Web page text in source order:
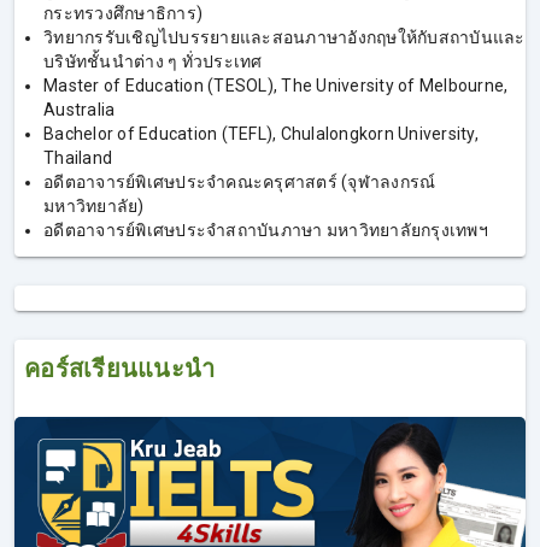
1. คอร์สเรียน IELTS Writing
เก็บครบงานเขียนทุกแบบ IELTS Writing Task 1 และ Task 2,
Pattern อัพคะแนน, โจทย์ Writing สำหรับลองทำจริง และ
ตรวจงานเขียนฟรี!
การเรียน IELTS Writing เป็นอีกหนึ่งคอร์สของเรา โดยครูเจี๊ยบ
IELTS Writing จะได้เพิ่มทักษะการเขียนภาษาอังกฤษ ที่ไม่ใช่
ผู้ที่เรียน IELTS Writing จะได้เรียนรู้คำศัพท์เพิ่มเติม จากศัพท์
สูงขึ้น และได้รู้ Pattern การเขียนที่จะได้คะแนนมากกว่าเดิม
เน้นการเขียนเชิงวิชาการที่ตรงตามมาตรฐานการให้คะแนน
ของกรรมการตรวจข้อสอบ จากการสอบ IELTS พบว่ายังมีอีก
หลายคนที่ประสบปัญหาสอบตกทักษะ Writing เพราะขาด
ทักษะบางอย่าง แม้ในกลุ่มคนที่มีพื้นฐานภาษาอังกฤษที่ดีอยู่
กระทรวงศึกษาธิการ)
วิทยากรรับเชิญไปบรรยายและสอนภาษาอังกฤษให้กับสถาบันและ
บริษัทชั้นนําต่าง ๆ ทั่วประเทศ
Master of Education (TESOL), The University of Melbourne,
Australia
Bachelor of Education (TEFL), Chulalongkorn University,
Thailand
อดีตอาจารย์พิเศษประจำคณะครุศาสตร์ (จุฬาลงกรณ์
มหาวิทยาลัย)
อดีตอาจารย์พิเศษประจำสถาบันภาษา มหาวิทยาลัยกรุงเทพฯ
คอร์สเรียนแนะนำ